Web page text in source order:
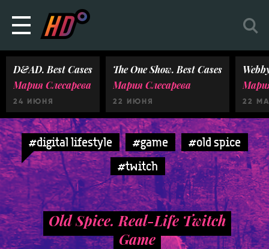
D&AD. Best Cases
Мария Слесарева
24 ИЮНЯ
The One Show. Best Cases
Мария Слесарева
22 ИЮНЯ 22
#digital lifestyle #game
#old spice
#twitch
Old Spice. Real-Life Twitch
Game